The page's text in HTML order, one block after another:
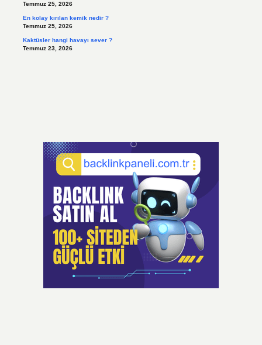
Temmuz 25, 2026
En kolay kırılan kemik nedir ?
Temmuz 25, 2026
Kaktüsler hangi havayı sever ?
Temmuz 23, 2026